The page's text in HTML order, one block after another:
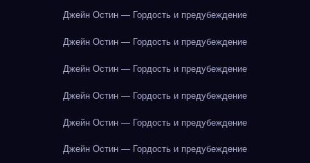
Джейн Остин — Гордость и предубеждение
Джейн Остин — Гордость и предубеждение
Джейн Остин — Гордость и предубеждение
Джейн Остин — Гордость и предубеждение
Джейн Остин — Гордость и предубеждение
Джейн Остин — Гордость и предубеждение